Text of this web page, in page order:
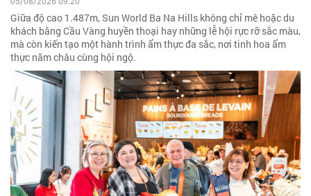
Giữa độ cao 1.487m, Sun World Ba Na Hills không chỉ mê hoặc du
khách bằng Cầu Vàng huyền thoại hay những lễ hội rực rỡ sắc màu,
mà còn kiến tạo một hành trình ẩm thực đa sắc, nơi tinh hoa ẩm
thực năm châu cùng hội ngộ.